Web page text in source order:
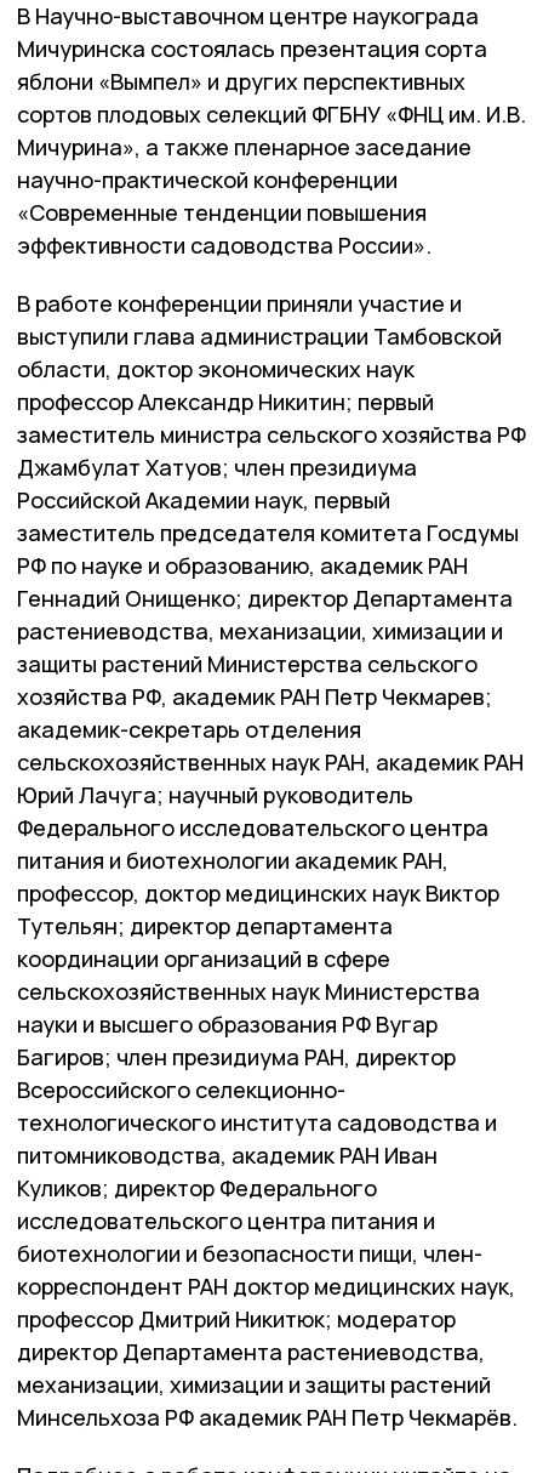
В Научно-выставочном центре наукограда
Мичуринска состоялась презентация сорта
яблони «Вымпел» и других перспективных
сортов плодовых селекций ФГБНУ «ФНЦ им. И.В.
Мичурина», а также пленарное заседание
научно-практической конференции
«Современные тенденции повышения
эффективности садоводства России».
В работе конференции приняли участие и
выступили глава администрации Тамбовской
области, доктор экономических наук
профессор Александр Никитин; первый
заместитель министра сельского хозяйства РФ
Джамбулат Хатуов; член президиума
Российской Академии наук, первый
заместитель председателя комитета Госдумы
РФ по науке и образованию, академик РАН
Геннадий Онищенко; директор Департамента
растениеводства, механизации, химизации и
защиты растений Министерства сельского
хозяйства РФ, академик РАН Петр Чекмарев;
академик-секретарь отделения
сельскохозяйственных наук РАН, академик РАН
Юрий Лачуга; научный руководитель
Федерального исследовательского центра
питания и биотехнологии академик РАН,
профессор, доктор медицинских наук Виктор
Тутельян; директор департамента
координации организаций в сфере
сельскохозяйственных наук Министерства
науки и высшего образования РФ Вугар
Багиров; член президиума РАН, директор
Всероссийского селекционно-
технологического института садоводства и
питомниководства, академик РАН Иван
Куликов; директор Федерального
исследовательского центра питания и
биотехнологии и безопасности пищи, член-
корреспондент РАН доктор медицинских наук,
профессор Дмитрий Никитюк; модератор
директор Департамента растениеводства,
механизации, химизации и защиты растений
Минсельхоза РФ академик РАН Петр Чекмарёв.